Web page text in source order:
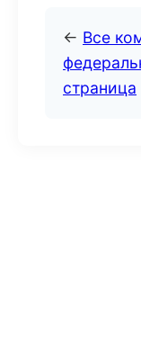
← Все
страница